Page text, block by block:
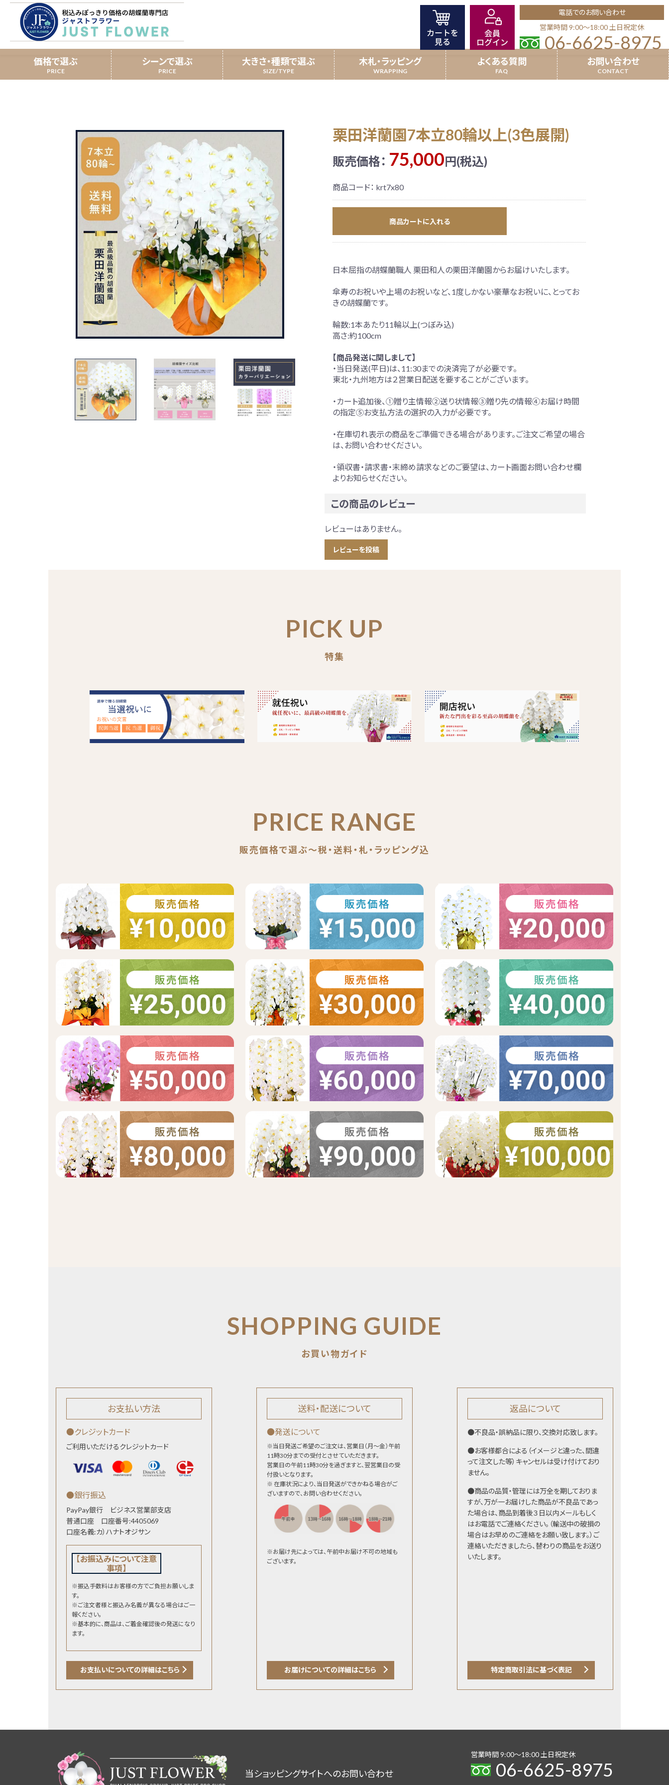
電話でのお問い合わせ
営業時間 9:00〜18:00 土日祝定休
06-6625-8975
価格で選ぶ シーンで選ぶ
開業祝い 開店祝い 昇進祝い 就任祝い
移転祝い 叙勲・受賞祝い 新規上場・一部上場祝い
誕生日 長寿祝い／敬老の日 引越し祝い
定番の胡蝶蘭 特別な方への胡蝶蘭
大きさ・種類で選ぶ
3本立 5本立 7本立 8本立以上
スタンダード胡蝶蘭 提携農園特別仕立て 受賞胡蝶蘭 超特選受賞胡蝶蘭
ミディ胡蝶蘭 観葉植物 北海道配送商品
花束・アレンジ
木札・ラッピング よくある質問 お問い合わせ
ホーム ￥70,000 栗田洋蘭園7本立80輪以上(3色展開)
栗田洋蘭園7本立80輪以上(3色展開)
販売価格： 75,000円(税込)
商品コード： krt7x80
商品カートに入れる
日本屈指の胡蝶蘭職人 栗田和人の栗田洋蘭園からお届けいたします。
傘寿のお祝いや上場のお祝いなど、1度しかない豪華なお祝いに、とってお
きの胡蝶蘭です。
輪数:1本あたり11輪以上(つぼみ込)
高さ:約100cm
【商品発送に関しまして】
・当日発送(平日)は、11:30までの決済完了が必要です。
東北・九州地方は２営業日配送を要することがございます。
・カート追加後、①贈り主情報②送り状情報③贈り先の情報④お届け時間
の指定⑤お支払方法の選択の入力が必要です。
・在庫切れ表示の商品をご準備できる場合があります。ご注文ご希望の場合
は、お問い合わせください。
・領収書・請求書・末締め請求などのご要望は、カート画面お問い合わせ欄
よりお知らせください。
この商品のレビュー
レビューはありません。
レビューを投稿
PICK UP
PRICE RANGE
SHOPPING GUIDE
お支払い方法
●クレジットカード
ご利用いただけるクレジットカード
●銀行振込
PayPay銀行 ビジネス営業部支店
普通口座 口座番号:4405069
口座名義:カ）ハナトオジサン
【お振込みについて注意
事項】
※振込手数料はお客様の方でご負担お願いしま
す。
※ご注文者様と振込み名義が異なる場合はご一
報ください。
※基本的に、商品は、ご着金確認後の発送になり
ます。
お支払いについての詳細はこちら
送料・配送について
●発送について
※当日発送ご希望のご注文は、営業日（月～金）午前
11時30分までの受付とさせていただきます。
営業日の午前11時30分を過ぎますと、翌営業日の受
付扱いとなります。
※ 在庫状況により、当日発送ができかねる場合がご
ざいますので、お問い合わせください。
※お届け先によっては、午前中お届け不可の地域も
ございます。
お届けについての詳細はこちら
返品について
●不良品・誤納品に限り、交換対応致します。
●お客様都合による（イメージと違った、間違
って注文した等）キャンセルは受け付けており
ません。
●商品の品質・管理には万全を期しておりま
すが、万が一お届けした商品が不良品であっ
た場合は、商品到着後３日以内メールもしく
はお電話でご連絡ください。（輸送中の破損の
場合はお早めのご連絡をお願い致します。）ご
連絡いただきましたら、替わりの商品をお送り
いたします。
特定商取引法に基づく表記
当ショッピングサイトへのお問い合わせ
営業時間 9:00〜18:00 土日祝定休
06-6625-8975